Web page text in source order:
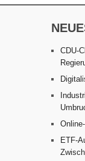
CDU-
ETF-